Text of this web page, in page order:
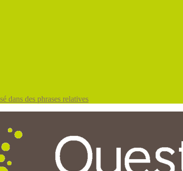
dans des phrases relatives